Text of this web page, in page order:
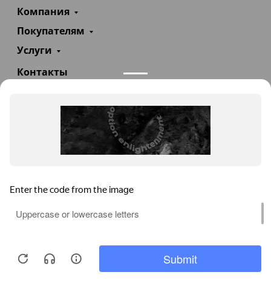
Компания
Покупателям
Услуги
Контакты
info@teploexpert.com
Пн—Сб 09:00 – 18:00
TeploExpert.com © 2008 - 2026 Оборудование для
систем отопления, водоснабжения, канализации